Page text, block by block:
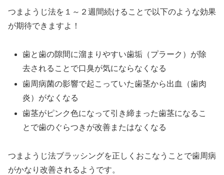
つまようじ法を１～２週間続けることで以下のような効果
が期待できますよ！
歯と歯の隙間に溜まりやすい歯垢（プラーク）が除
去されることで口臭が気にならなくなる
歯周病菌の影響で起こっていた歯茎から出血（歯肉
炎）がなくなる
歯茎がピンク色になって引き締まった歯茎になるこ
とで歯のぐらつきが改善またはなくなる
つまようじ法ブラッシングを正しくおこなうことで歯周病
がかなり改善されるようです。